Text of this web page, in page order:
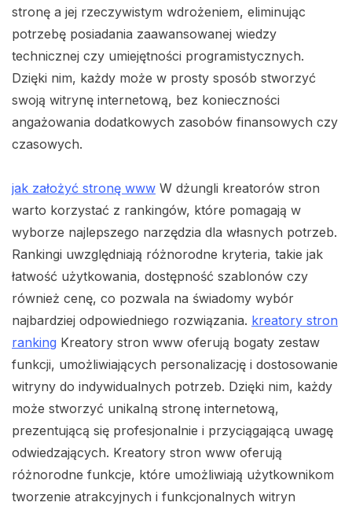
stronę a jej rzeczywistym wdrożeniem, eliminując
potrzebę posiadania zaawansowanej wiedzy
technicznej czy umiejętności programistycznych.
Dzięki nim, każdy może w prosty sposób stworzyć
swoją witrynę internetową, bez konieczności
angażowania dodatkowych zasobów finansowych czy
czasowych.
jak założyć stronę www W dżungli kreatorów stron
warto korzystać z rankingów, które pomagają w
wyborze najlepszego narzędzia dla własnych potrzeb.
Rankingi uwzględniają różnorodne kryteria, takie jak
łatwość użytkowania, dostępność szablonów czy
również cenę, co pozwala na świadomy wybór
najbardziej odpowiedniego rozwiązania. kreatory stron
ranking Kreatory stron www oferują bogaty zestaw
funkcji, umożliwiających personalizację i dostosowanie
witryny do indywidualnych potrzeb. Dzięki nim, każdy
może stworzyć unikalną stronę internetową,
prezentującą się profesjonalnie i przyciągającą uwagę
odwiedzających. Kreatory stron www oferują
różnorodne funkcje, które umożliwiają użytkownikom
tworzenie atrakcyjnych i funkcjonalnych witryn